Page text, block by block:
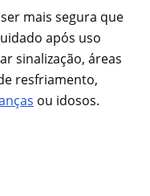
mais segura que
após uso
sinalização, áreas
resfriamento,
ou idosos.